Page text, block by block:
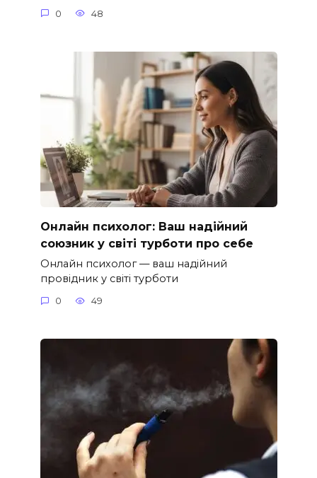
0 48
Онлайн психолог: Ваш надійний
союзник у світі турботи про себе
Онлайн психолог — ваш надійний
провідник у світі турботи
0 49